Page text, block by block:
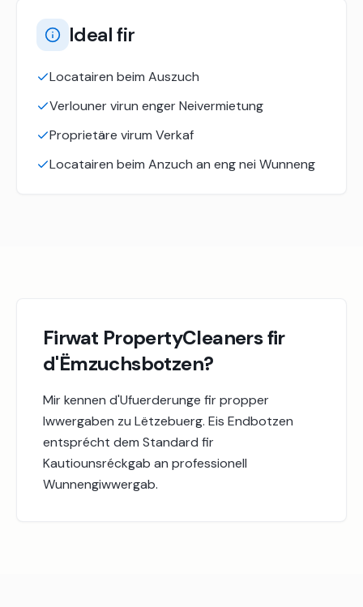
Ideal fir
Locatairen beim Auszuch
Verlouner virun enger Neivermietung
Proprietäre virum Verkaf
Locatairen beim Anzuch an eng nei Wunneng
Firwat PropertyCleaners fir
d'Ëmzuchsbotzen?
Mir kennen d'Ufuerderunge fir propper
Iwwergaben zu Lëtzebuerg. Eis Endbotzen
entsprécht dem Standard fir
Kautiounsréckgab an professionell
Wunnengiwwergab.